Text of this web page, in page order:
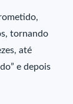
tornando
até
e depois